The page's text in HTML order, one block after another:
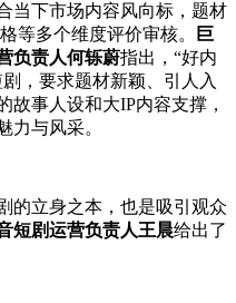
当下市场内容风向标，题材
等多个维度评价审核。
巨
负责人何轹蔚指出，“好内
，要求题材新颖、引人入
故事人设和大IP内容支撑，
力与风采。
的立身之本，也是吸引观众
短剧运营负责人王晨给出了